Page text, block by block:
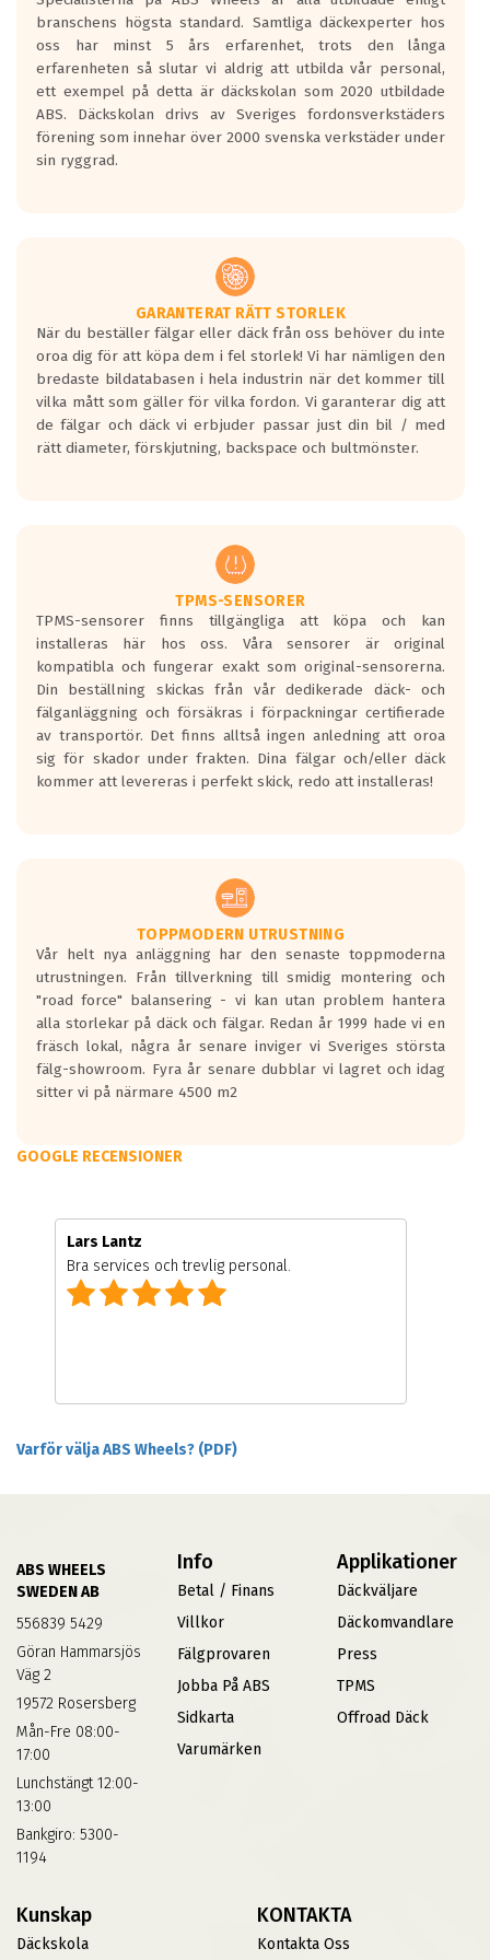
längsta.
Inga D eller G betyg delas ut för
personbilar och lätta lastbilar.
Betyget sätts efter ett test där däcken
skall bromsa in på en väg där det ligger
0.5-1.5 mm vatten.
I 80km/h kommer skillnaden på
Vid körning i över 50km/h brukar
rullmotståndets ljud överträffa
motorljudet.
På däckmärkningen kommer det finnas
en symbol av ett däck med vågar. Hög
bullernivå markeras med svarta vågor
medans de vita vågorna påvisar om det är
ett tyst däck.
regelverket som introduceras år 2016.
Ett däck med två svarta vågor är redan
godkända för år 2016 nya regelverk.
Ett däck med en svart våg kommer vara
minst tre decibel tystare än det
regelverk som börjar gälla 2016.
branschens högsta standard. Samtliga däckexperter hos
oss har minst 5 års erfarenhet, trots den långa
erfarenheten så slutar vi aldrig att utbilda vår personal,
ett exempel på detta är däckskolan som 2020 utbildade
ABS. Däckskolan drivs av Sveriges fordonsverkstäders
förening som innehar över 2000 svenska verkstäder under
sin ryggrad.
GARANTERAT RÄTT STORLEK
När du beställer fälgar eller däck från oss behöver du inte
oroa dig för att köpa dem i fel storlek! Vi har nämligen den
bredaste bildatabasen i hela industrin när det kommer till
vilka mått som gäller för vilka fordon. Vi garanterar dig att
de fälgar och däck vi erbjuder passar just din bil / med
rätt diameter, förskjutning, backspace och bultmönster.
TPMS-SENSORER
TPMS-sensorer finns tillgängliga att köpa och kan
installeras här hos oss. Våra sensorer är original
kompatibla och fungerar exakt som original-sensorerna.
Din beställning skickas från vår dedikerade däck- och
fälganläggning och försäkras i förpackningar certifierade
av transportör. Det finns alltså ingen anledning att oroa
sig för skador under frakten. Dina fälgar och/eller däck
kommer att levereras i perfekt skick, redo att installeras!
TOPPMODERN UTRUSTNING
Vår helt nya anläggning har den senaste toppmoderna
utrustningen. Från tillverkning till smidig montering och
"road force" balansering - vi kan utan problem hantera
alla storlekar på däck och fälgar. Redan år 1999 hade vi en
fräsch lokal, några år senare inviger vi Sveriges största
fälg-showroom. Fyra år senare dubblar vi lagret och idag
sitter vi på närmare 4500 m2
GOOGLE RECENSIONER
Lars Lantz
Bra services och trevlig personal.
Varför välja ABS Wheels? (PDF)
ABS WHEELS
SWEDEN AB
556839 5429
Göran Hammarsjös
Väg 2
19572 Rosersberg
Mån-Fre 08:00-
17:00
Lunchstängt 12:00-
13:00
Bankgiro: 5300-
1194
Info
Betal / Finans
Villkor
Fälgprovaren
Jobba På ABS
Sidkarta
Varumärken
Applikationer
Däckväljare
Däckomvandlare
Press
TPMS
Offroad Däck
Kunskap
Däckskola
KONTAKTA
Kontakta Oss